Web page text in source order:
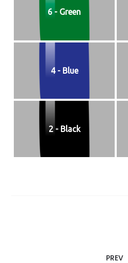
6 - Green
4 - Blue
2 - Black
PREV